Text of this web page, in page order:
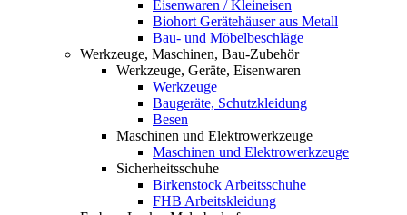
Eisenwaren / Kleineisen
Biohort Gerätehäuser aus Metall
Bau- und Möbelbeschläge
Werkzeuge, Maschinen, Bau-Zubehör
Werkzeuge, Geräte, Eisenwaren
Werkzeuge
Baugeräte, Schutzkleidung
Besen
Maschinen und Elektrowerkzeuge
Maschinen und Elektrowerkzeuge
Sicherheitsschuhe
Birkenstock Arbeitsschuhe
FHB Arbeitskleidung